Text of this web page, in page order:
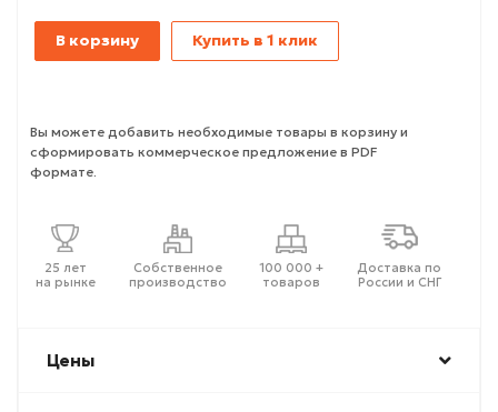
В корзину Купить в 1 клик
Вы можете добавить необходимые товары в корзину и
сформировать коммерческое предложение в PDF
формате.
25 лет
на рынке
Собственное
производство
100 000 +
товаров
Доставка по
России и СНГ
Цены